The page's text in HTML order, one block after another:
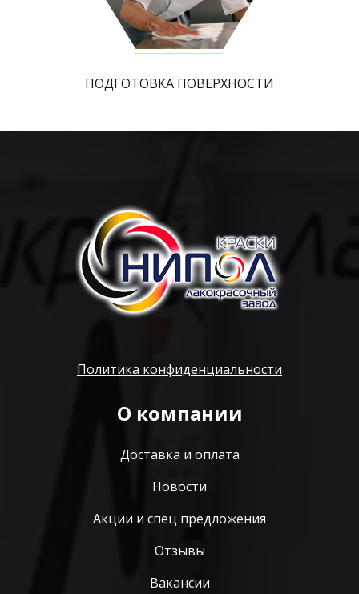
ПОДГОТОВКА ПОВЕРХНОСТИ
Политика конфиденциальности
О компании
Доставка и оплата
Новости
Акции и спец предложения
Отзывы
Вакансии